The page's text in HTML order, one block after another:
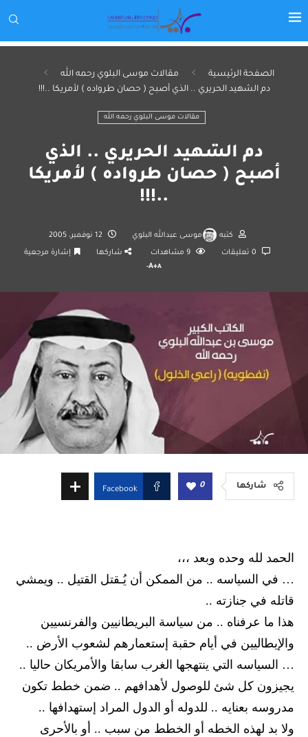
الصفحة الرئيسية
مقالات موسى البلوي رحمه الله
دم الشهيد الحريري .. الذي أصبح ( حصان طرواده ) لأمريكا ..!!!
مقالات موسى البلوي رحمه الله
دم الشهيد الحريري .. الذي
أصبح ( حصان طرواده ) لأمريكا
..!!!
كتبه موسى عبدالله البلوي 12 نوفمبر، 2005
9 مشاهدات شاركها
إشارة مرجعية
A+A-
شاركها 0
Facebook
الحمد لله وحده وبعد ،،،
… في السياسه .. من الممكن أن يُـقتل القتيل .. ويمشي
قاتله في جنازته ..
هذا ما عرفناه .. من سياسة البريطانيين والفرنسيين
والإيطاليين في أيام حقبة إستعمارهم لشعوب الأرض ..
… السياسه التي ينتهجها الغرب سابقا والأمريكان حاليا ..
يجيزون كل شئ للوصول لأهدافهم .. ضمن خطط تكون
مدروسه بعنايه .. للدوله أو الدول المراد إستهدافها ..
ولا بد لهذه الخطه أو الخطط من سبب .. أو بالأحرى